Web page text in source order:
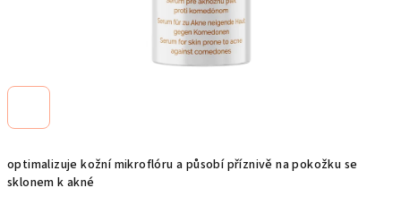
optimalizuje kožní mikroflóru a působí příznivě na pokožku se
sklonem k akné